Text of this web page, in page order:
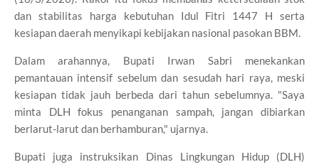
dan stabilitas harga kebutuhan Idul Fitri 1447 H serta
kesiapan daerah menyikapi kebijakan nasional pasokan BBM.
Dalam arahannya, Bupati Irwan Sabri menekankan
pemantauan intensif sebelum dan sesudah hari raya, meski
kesiapan tidak jauh berbeda dari tahun sebelumnya. "Saya
minta DLH fokus penanganan sampah, jangan dibiarkan
berlarut-larut dan berhamburan," ujarnya.
Bupati juga instruksikan Dinas Lingkungan Hidup (DLH)